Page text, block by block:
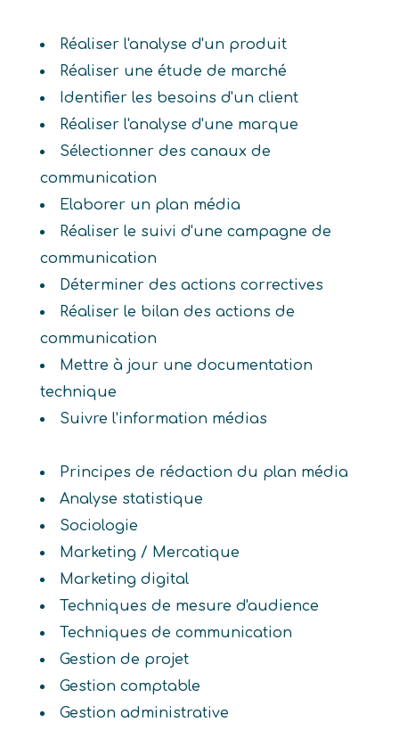
Réaliser l'analyse d'un produit
Réaliser une étude de marché
Identifier les besoins d'un client
Réaliser l'analyse d'une marque
Sélectionner des canaux de
communication
Elaborer un plan média
Réaliser le suivi d'une campagne de
communication
Déterminer des actions correctives
Réaliser le bilan des actions de
communication
Mettre à jour une documentation
technique
Suivre l'information médias
Principes de rédaction du plan média
Analyse statistique
Sociologie
Marketing / Mercatique
Marketing digital
Techniques de mesure d'audience
Techniques de communication
Gestion de projet
Gestion comptable
Gestion administrative